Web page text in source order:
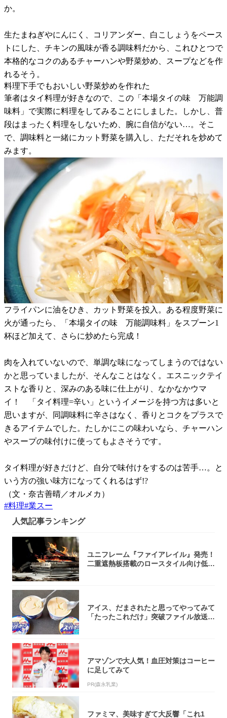
か。
生たまねぎやにんにく、コリアンダー、白こしょうをペース
トにした、チキンの風味が香る調味料だから、これひとつで
本格的なコクのあるチャーハンや野菜炒め、スープなどを作
れるそう。
料理下手でもおいしい野菜炒めを作れた
筆者はタイ料理が好きなので、この「本場タイの味 万能調
味料」で実際に料理をしてみることにしました。しかし、普
段はまったく料理をしないため、腕に自信がない…。そこ
で、調味料と一緒にカット野菜を購入し、ただそれを炒めて
みます。
フライパンに油をひき、カット野菜を投入。ある程度野菜に
火が通ったら、「本場タイの味 万能調味料」をスプーン1
杯ほど加えて、さらに炒めたら完成！
肉を入れていないので、単調な味になってしまうのではない
かと思っていましたが、そんなことはなく。エスニックテイ
ストな香りと、深みのある味に仕上がり、なかなかウマ
イ！ 「タイ料理=辛い」というイメージを持つ方は多いと
思いますが、同調味料に辛さはなく、香りとコクをプラスで
きるアイテムでした。たしかにこの味わいなら、チャーハン
やスープの味付けに使ってもよさそうです。
タイ料理が好きだけど、自分で味付けをするのは苦手…。と
いう方の強い味方になってくれるはず!?
（文・奈古善晴／オルメカ）
#料理#業スー
人気記事ランキング
ユニフレーム『ファイアレイル』発売！
二重遮熱板搭載のロースタイル向け低型
アイス、だまされたと思ってやってみて
「たったこれだけ」突破ファイル放送で
アマゾンで大人気！血圧対策はコーヒー
に足してみて
PR(森永乳業)
ファミマ、美味すぎて大反響「これ1